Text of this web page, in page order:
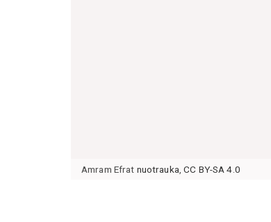
Amram Efrat nuotrauka ,CC BY-SA 4.0